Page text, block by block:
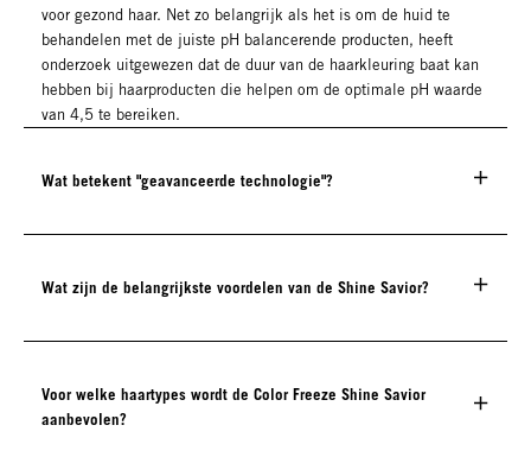
voor gezond haar. Net zo belangrijk als het is om de huid te
behandelen met de juiste pH balancerende producten, heeft
onderzoek uitgewezen dat de duur van de haarkleuring baat kan
hebben bij haarproducten die helpen om de optimale pH waarde
van 4,5 te bereiken.
Wat betekent "geavanceerde technologie"?
Wat zijn de belangrijkste voordelen van de Shine Savior?
Voor welke haartypes wordt de Color Freeze Shine Savior
aanbevolen?